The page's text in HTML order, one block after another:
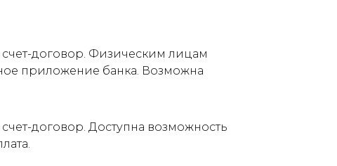
договор. Физическим лицам
приложение банка. Возможна
договор. Доступна возможность